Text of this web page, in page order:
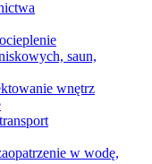
saun,
wnętrz
w wodę,